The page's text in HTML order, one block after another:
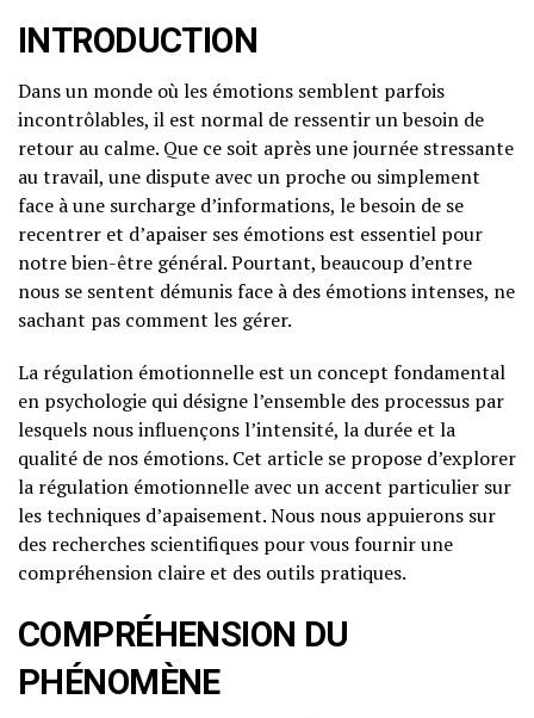
INTRODUCTION
Dans un monde où les émotions semblent parfois
incontrôlables, il est normal de ressentir un besoin de
retour au calme. Que ce soit après une journée stressante
au travail, une dispute avec un proche ou simplement
face à une surcharge d’informations, le besoin de se
recentrer et d’apaiser ses émotions est essentiel pour
notre bien-être général. Pourtant, beaucoup d’entre
nous se sentent démunis face à des émotions intenses, ne
sachant pas comment les gérer.
La régulation émotionnelle est un concept fondamental
en psychologie qui désigne l’ensemble des processus par
lesquels nous influençons l’intensité, la durée et la
qualité de nos émotions. Cet article se propose d’explorer
la régulation émotionnelle avec un accent particulier sur
les techniques d’apaisement. Nous nous appuierons sur
des recherches scientifiques pour vous fournir une
compréhension claire et des outils pratiques.
COMPRÉHENSION DU
PHÉNOMÈNE